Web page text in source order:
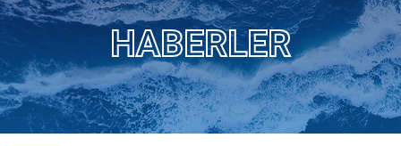
HABERLER